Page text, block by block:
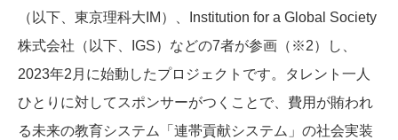
（以下、東京理科大IM）、Institution for a Global Society
株式会社（以下、IGS）などの7者が参画（※2）し、
2023年2月に始動したプロジェクトです。タレント一人
ひとりに対してスポンサーがつくことで、費用が賄われ
る未来の教育システム「連帯貢献システム」の社会実装